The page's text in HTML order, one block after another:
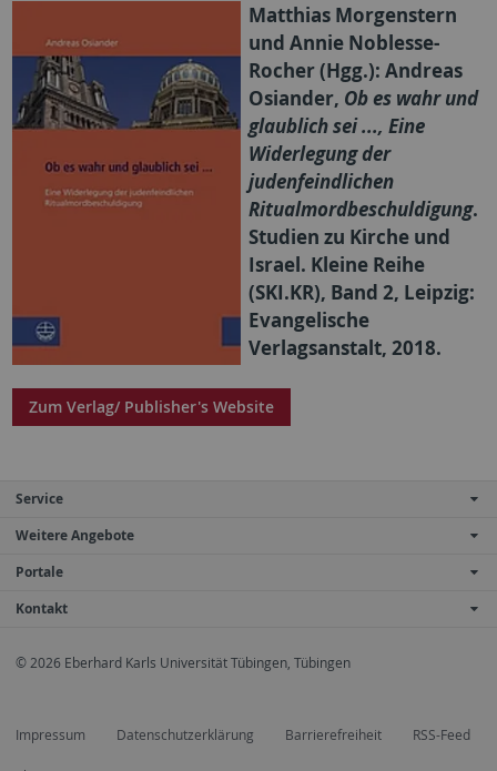
Matthias Morgenstern
und Annie Noblesse-
Rocher (Hgg.): Andreas
Osiander, Ob es wahr und
glaublich sei ..., Eine
Widerlegung der
judenfeindlichen
Ritualmordbeschuldigung.
Studien zu Kirche und
Israel. Kleine Reihe
(SKI.KR), Band 2, Leipzig:
Evangelische
Verlagsanstalt, 2018.
Zum Verlag/ Publisher's Website
Service
Weitere Angebote
Portale
Kontakt
© 2026 Eberhard Karls Universität Tübingen, Tübingen
Impressum Datenschutzerklärung Barrierefreiheit RSS-Feed